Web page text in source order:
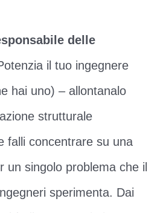
delle
il tuo ingegnere
hai uno) – allontanalo
strutturale
falli concentrare su una
un singolo problema che il
sperimenta. Dai